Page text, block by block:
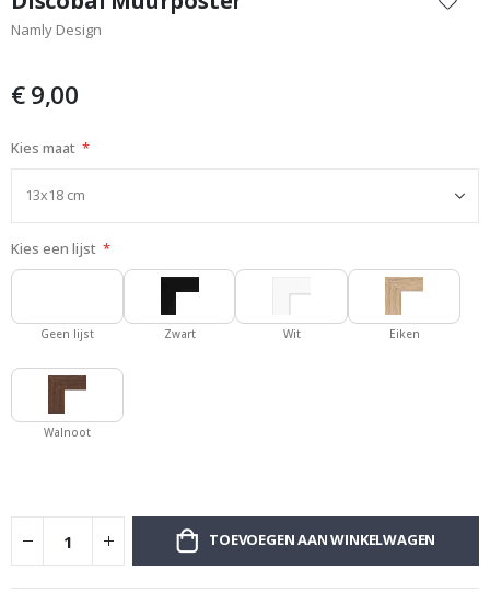
het
begin
afbeeldingen-
Namly Design
€ 9,00
Kies maat
Kies een lijst
Geen lijst Zwart Wit Eiken
Walnoot
TOEVOEGEN AAN WINKELWAGEN